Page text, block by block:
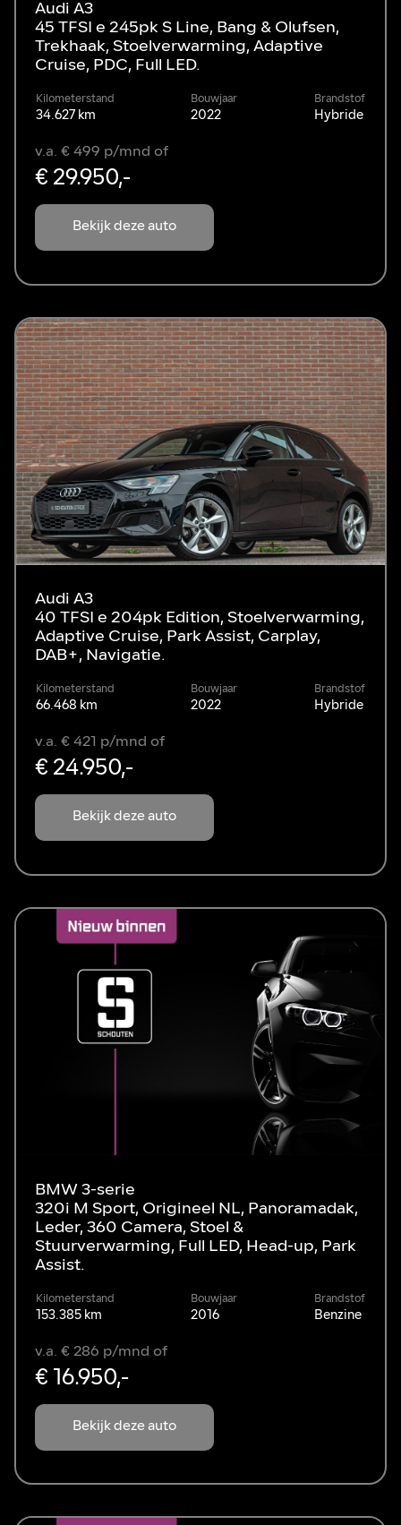
Audi A3
45 TFSI e 245pk S Line, Bang & Olufsen,
Trekhaak, Stoelverwarming, Adaptive
Cruise, PDC, Full LED.
Kilometerstand
34.627 km
Bouwjaar
2022
Brandstof
Hybride
Bekijk deze auto
v.a. € 499 p/mnd of
€ 29.950,-
Audi A3
40 TFSI e 204pk Edition, Stoelverwarming,
Adaptive Cruise, Park Assist, Carplay,
DAB+, Navigatie.
Kilometerstand
66.468 km
Bouwjaar
2022
Brandstof
Hybride
Bekijk deze auto
v.a. € 421 p/mnd of
€ 24.950,-
BMW 3-serie
320i M Sport, Origineel NL, Panoramadak,
Leder, 360 Camera, Stoel &
Stuurverwarming, Full LED, Head-up, Park
Assist.
Kilometerstand
153.385 km
Bouwjaar
2016
Brandstof
Benzine
Bekijk deze auto
v.a. € 286 p/mnd of
€ 16.950,-